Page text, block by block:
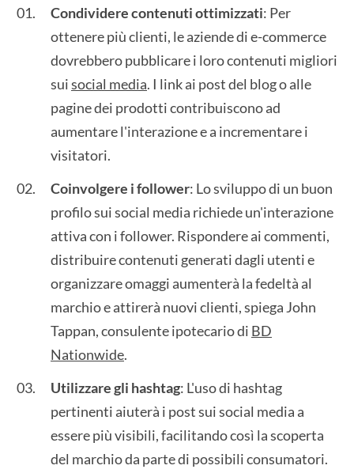
Condividere contenuti ottimizzati: Per
ottenere più clienti, le aziende di e-commerce
dovrebbero pubblicare i loro contenuti migliori
suisocial media. I link ai post del blog o alle
pagine dei prodotti contribuiscono ad
aumentare l'interazione e a incrementare i
visitatori.
Coinvolgere i follower: Lo sviluppo di un buon
profilo sui social media richiede un'interazione
attiva con i follower. Rispondere ai commenti,
distribuire contenuti generati dagli utenti e
organizzare omaggi aumenterà la fedeltà al
marchio e attirerà nuovi clienti, spiega John
Tappan, consulente ipotecario di BD
Nationwide.
Utilizzare gli hashtag: L'uso di hashtag
pertinenti aiuterà i post sui social media a
essere più visibili, facilitando così la scoperta
del marchio da parte di possibili consumatori.